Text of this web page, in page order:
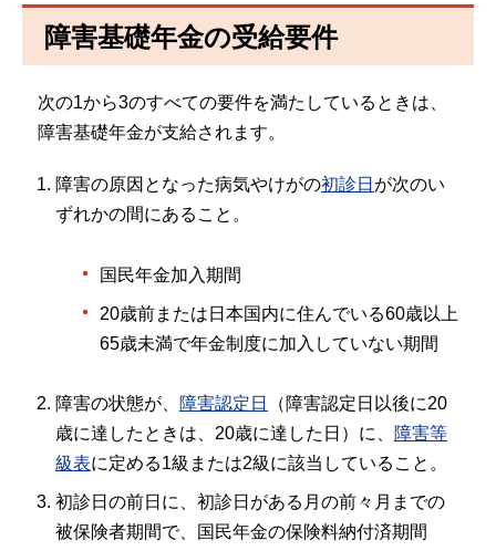
障害基礎年金の受給要件
次の1から3のすべての要件を満たしているときは、
障害基礎年金が支給されます。
障害の原因となった病気やけがの初診日 が次のい
ずれかの間にあること。
国民年金加入期間
20歳前または日本国内に住んでいる60歳以上
65歳未満で年金制度に加入していない期間
障害の状態が、 障害認定日
（障害認定日以後に20
歳に達したときは、20歳に達した日）に、 障害等
級表に定める1級または2級に該当していること。
初診日の前日に、初診日がある月の前々月までの
被保険者期間で、国民年金の保険料納付済期間